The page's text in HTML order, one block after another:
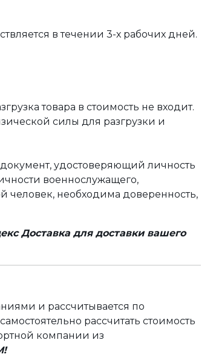
в течении 3-х рабочих дней.
товара в стоимость не входит.
силы для разгрузки и
удостоверяющий личность
военнослужащего,
человек, необходима доверенность,
Доставка для доставки вашего
и рассчитывается по
рассчитать стоимость
компании из